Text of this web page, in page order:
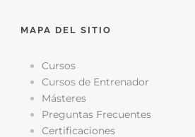
MAPA DEL SITIO
Cursos
Cursos de Entrenador
Másteres
Preguntas Frecuentes
Certificaciones